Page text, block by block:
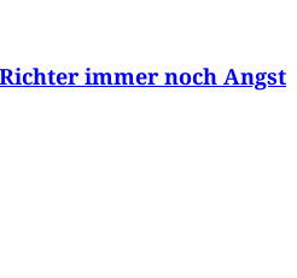
immer noch Angst